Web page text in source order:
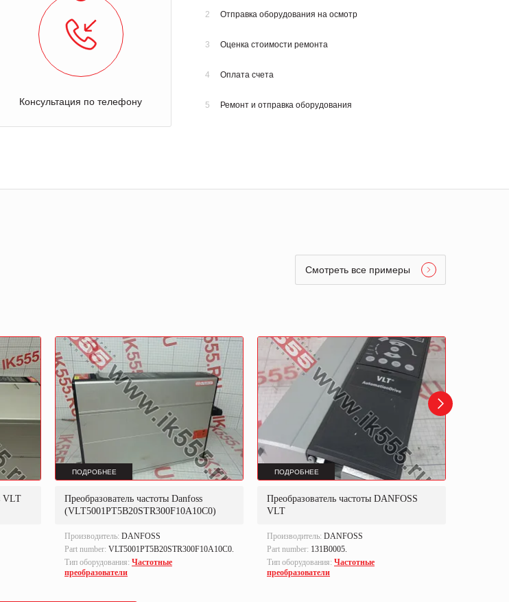
Консультация по телефону
2 Отправка оборудования на осмотр
3 Оценка стоимости ремонта
4 Оплата счета
5 Ремонт и отправка оборудования
Смотреть все примеры
VLT
ПОДРОБНЕЕ
Преобразователь частоты Danfoss
(VLT5001PT5B20STR300F10A10C0)
Производитель: DANFOSS
Part number: VLT5001PT5B20STR300F10A10C0.
Тип оборудования: Частотные
преобразователи
ПОДРОБНЕЕ
Преобразователь частоты DANFOSS
VLT
Производитель: DANFOSS
Part number: 131B0005.
Тип оборудования: Частотные
преобразователи